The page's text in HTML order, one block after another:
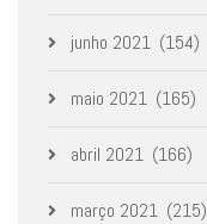
junho 2021 (154)
maio 2021 (165)
abril 2021 (166)
março 2021 (215)